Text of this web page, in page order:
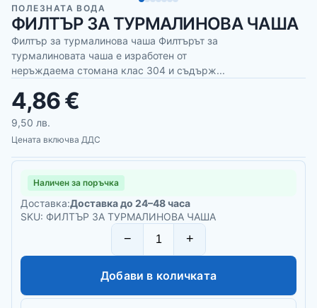
ПОЛЕЗНАТА ВОДА
ФИЛТЪР ЗА ТУРМАЛИНОВА ЧАША
Филтър за турмалинова чаша Филтърът за
турмалиновата чаша е изработен от
неръждаема стомана клас 304 и съдърж...
4,86 €
9,50 лв.
Цената включва ДДС
Наличен за поръчка
Доставка:Доставка до 24–48 часа
SKU: ФИЛТЪР ЗА ТУРМАЛИНОВА ЧАША
− +
Добави в количката